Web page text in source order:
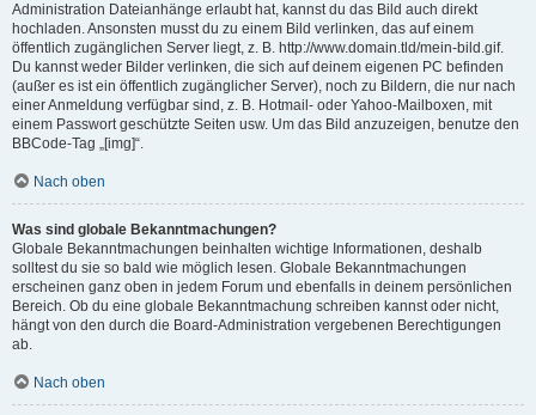
Administration Dateianhänge erlaubt hat, kannst du das Bild auch direkt
hochladen. Ansonsten musst du zu einem Bild verlinken, das auf einem
öffentlich zugänglichen Server liegt, z. B. http://www.domain.tld/mein-bild.gif.
Du kannst weder Bilder verlinken, die sich auf deinem eigenen PC befinden
(außer es ist ein öffentlich zugänglicher Server), noch zu Bildern, die nur nach
einer Anmeldung verfügbar sind, z. B. Hotmail- oder Yahoo-Mailboxen, mit
einem Passwort geschützte Seiten usw. Um das Bild anzuzeigen, benutze den
BBCode-Tag „[img]“.
Nach oben
Was sind globale Bekanntmachungen?
Globale Bekanntmachungen beinhalten wichtige Informationen, deshalb
solltest du sie so bald wie möglich lesen. Globale Bekanntmachungen
erscheinen ganz oben in jedem Forum und ebenfalls in deinem persönlichen
Bereich. Ob du eine globale Bekanntmachung schreiben kannst oder nicht,
hängt von den durch die Board-Administration vergebenen Berechtigungen
ab.
Nach oben